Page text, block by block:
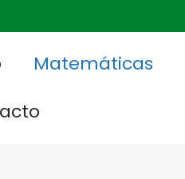
Matemáticas